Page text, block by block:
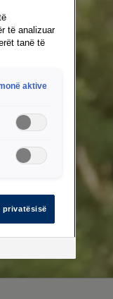
të analizuar
tanë të
aktive
privatësisë